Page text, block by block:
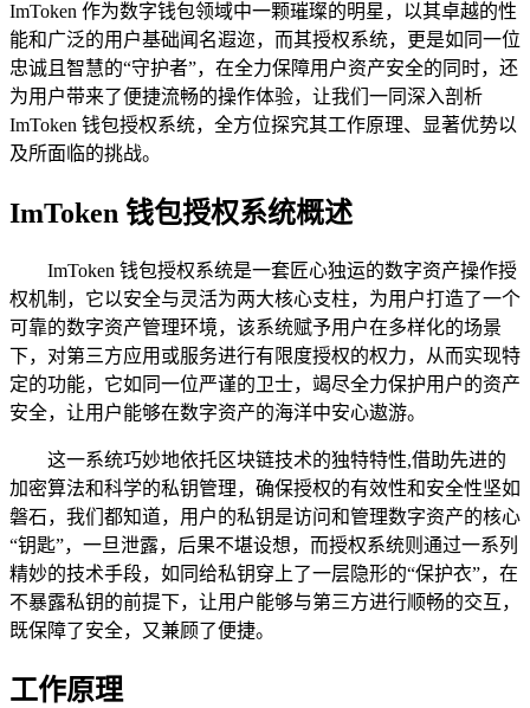
ImToken 作为数字钱包领域中一颗璀璨的明星，以其卓越的性
能和广泛的用户基础闻名遐迩，而其授权系统，更是如同一位
忠诚且智慧的“守护者”，在全力保障用户资产安全的同时，还
为用户带来了便捷流畅的操作体验，让我们一同深入剖析
ImToken 钱包授权系统，全方位探究其工作原理、显著优势以
及所面临的挑战。
ImToken 钱包授权系统概述
ImToken 钱包授权系统是一套匠心独运的数字资产操作授
权机制，它以安全与灵活为两大核心支柱，为用户打造了一个
可靠的数字资产管理环境，该系统赋予用户在多样化的场景
下，对第三方应用或服务进行有限度授权的权力，从而实现特
定的功能，它如同一位严谨的卫士，竭尽全力保护用户的资产
安全，让用户能够在数字资产的海洋中安心遨游。
这一系统巧妙地依托区块链技术的独特特性,借助先进的
加密算法和科学的私钥管理，确保授权的有效性和安全性坚如
磐石，我们都知道，用户的私钥是访问和管理数字资产的核心
“钥匙”，一旦泄露，后果不堪设想，而授权系统则通过一系列
精妙的技术手段，如同给私钥穿上了一层隐形的“保护衣”，在
不暴露私钥的前提下，让用户能够与第三方进行顺畅的交互，
既保障了安全，又兼顾了便捷。
工作原理